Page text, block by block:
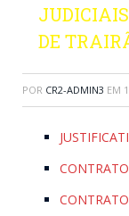
DE
POR CR2-ADMIN3 EM